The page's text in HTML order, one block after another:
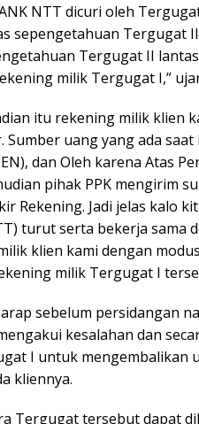
NTT dicuri oleh
sepengetahuan Tergugat
Tergugat II
milik Tergugat I,”
itu rekening milik klien
uang yang ada
dan Oleh karena Atas
pihak PPK mengirim
Rekening. Jadi jelas kalo
turut serta bekerja sama
klien kami dengan
milik Tergugat I
sebelum persidangan
kesalahan dan
I untuk mengembalikan
kliennya.
Tergugat tersebut dapat